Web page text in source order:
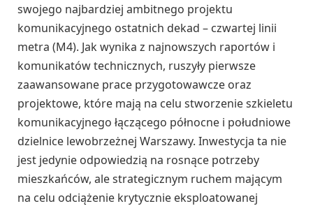
swojego najbardziej ambitnego projektu
komunikacyjnego ostatnich dekad – czwartej linii
metra (M4). Jak wynika z najnowszych raportów i
komunikatów technicznych, ruszyły pierwsze
zaawansowane prace przygotowawcze oraz
projektowe, które mają na celu stworzenie szkieletu
komunikacyjnego łączącego północne i południowe
dzielnice lewobrzeżnej Warszawy. Inwestycja ta nie
jest jedynie odpowiedzią na rosnące potrzeby
mieszkańców, ale strategicznym ruchem mającym
na celu odciążenie krytycznie eksploatowanej